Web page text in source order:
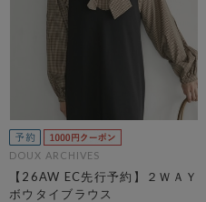
DOUX ARCHIVES
【26AW EC先行予約】２ＷＡＹ
ボウタイブラウス